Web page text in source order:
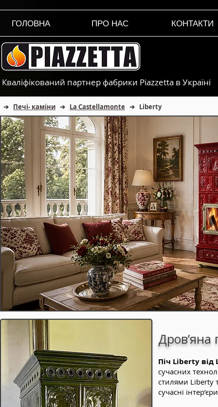
ГОЛОВНА ПРО НАС КОНТАКТИ
Кваліфікований партнер фабрики Piazzetta в Україні
➔ Печі- каміни ➔ La Castellamonte ➔ Liberty
Дров’яна
Піч Liberty від
сучасних
стилями Liberty
сучасні